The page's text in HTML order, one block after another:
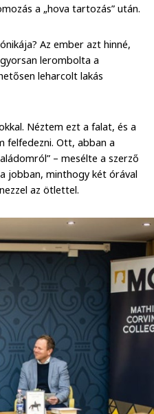
a „hova tartozás” után.
Az ember azt hinné,
lerombolta a
leharcolt lakás
Néztem ezt a falat, és a
felfedezni. Ott, abban a
– mesélte a szerző
jobban, minthogy két órával
az ötlettel.